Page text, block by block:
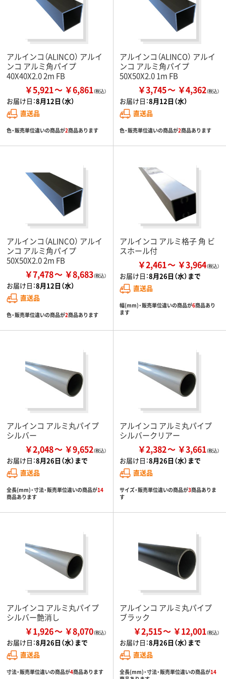
アルインコ（ALINCO） アルイ
ンコ アルミ角パイプ
40X40X2.0 2m FB
￥5,921 ￥6,861
お届け日：8月12日（水）
直送品
色・販売単位違いの商品が2商品あります
アルインコ（ALINCO） アルイ
ンコ アルミ角パイプ
50X50X2.0 1m FB
￥3,745 ￥4,362
お届け日：8月12日（水）
直送品
色・販売単位違いの商品が2商品あります
アルインコ（ALINCO） アルイ
ンコ アルミ角パイプ
50X50X2.0 2m FB
￥7,478 ￥8,683
お届け日：8月12日（水）
直送品
色・販売単位違いの商品が2商品あります
アルインコ アルミ格子 角 ビ
スホール付
￥2,461 ￥3,964
お届け日：8月26日（水）まで
直送品
幅(mm)・販売単位違いの商品が6商品あり
ます
アルインコ アルミ丸パイプ
シルバー
￥2,048 ￥9,652
お届け日：8月26日（水）まで
直送品
全長(mm)・寸法・販売単位違いの商品が14
商品あります
アルインコ アルミ丸パイプ
シルバークリアー
￥2,382 ￥3,661
お届け日：8月26日（水）まで
直送品
サイズ・販売単位違いの商品が3商品ありま
す
アルインコ アルミ丸パイプ
シルバー艶消し
￥1,926 ￥8,070
お届け日：8月26日（水）まで
直送品
寸法・販売単位違いの商品が4商品あります
アルインコ アルミ丸パイプ
ブラック
￥2,515 ￥12,001
お届け日：8月26日（水）まで
直送品
全長(mm)・寸法・販売単位違いの商品が14